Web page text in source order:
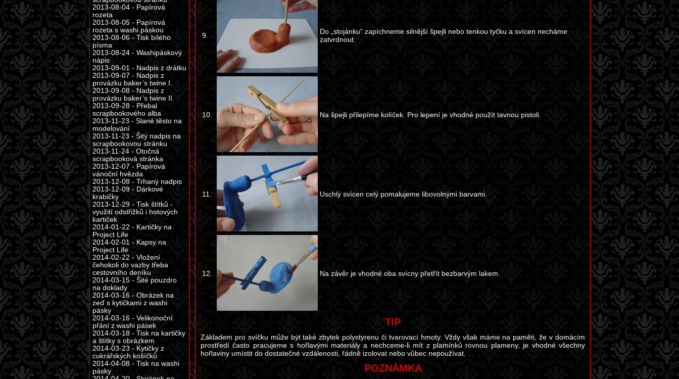
9.
Do „stojánku“ zapíchneme silnější špejli nebo tenkou tyčku a svícen necháme
zatvrdnout.
10. Na špejli přilepíme kolíček. Pro lepení je vhodné použít tavnou pistoli.
11. Uschlý svícen celý pomalujeme libovolnými barvami.
12. Na závěr je vhodné oba svícny přetřít bezbarvým lakem.
TIP
Základem pro svíčku může být také zbytek polystyrenu či tvarovací hmoty. Vždy však máme na paměti, že v domácím
prostředí často pracujeme s hořlavými materiály a nechceme-li mít z plamínků rovnou plameny, je vhodné všechny
hořlaviny umístit do dostatečné vzdálenosti, řádně izolovat nebo vůbec nepoužívat.
POZNÁMKA
2013-08-04 - Papírová
rozeta
2013-08-05 - Papírová
rozeta s washi páskou
2013-08-06 - Tisk bílého
písma
2013-08-24 - Washipáskový
nápis
2013-09-01 - Nadpis z drátku
2013-09-07 - Nadpis z
provázku baker’s twine I.
2013-09-08 - Nadpis z
provázku baker’s twine II.
2013-09-28 - Přebal
scrapbookového alba
2013-11-23 - Slané těsto na
modelování
2013-11-23 - Šitý nadpis na
scrapbookovou stránku
2013-11-24 - Otočná
scrapbooková stránka
2013-12-07 - Papírová
vánoční hvězda
2013-12-08 - Trhaný nadpis
2013-12-09 - Dárkové
krabičky
2013-12-29 - Tisk štítků -
využití odstřižků i hotových
kartiček
2014-01-22 - Kartičky na
Project Life
2014-02-01 - Kapsy na
Project Life
2014-02-22 - Vložení
čehokoli do vazby třeba
cestovního deníku
2014-03-15 - Šité pouzdro
na doklady
2014-03-16 - Obrázek na
zeď s kytičkami z washi
pásky
2014-03-16 - Velikonoční
přání z washi pásek
2014-03-18 - Tisk na kartičky
a štítky s obrázkem
2014-03-23 - Kytičky z
cukrářských košíčků
2014-04-08 - Tisk na washi
pásky